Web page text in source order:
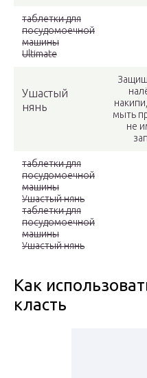
таблетки для
посудомоечной
машины
Ultimate
Ушастый
нянь
мыть
не
таблетки для
посудомоечной
машины
Ушастый нянь
таблетки для
посудомоечной
машины
Ушастый нянь
Как
класть